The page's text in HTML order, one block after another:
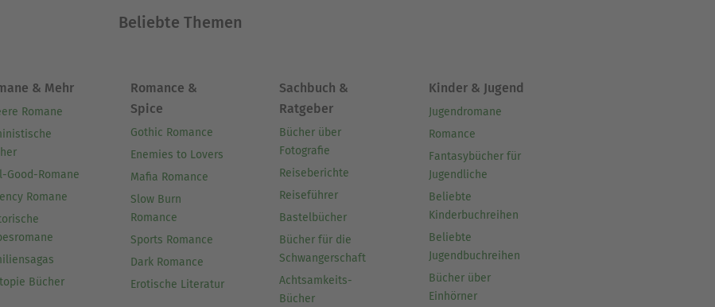
Beliebte Themen
& Mehr
Romane
Good-Romane
Romane
Bücher
Romance &
Spice
Gothic Romance
Enemies to Lovers
Mafia Romance
Slow Burn
Romance
Sports Romance
Dark Romance
Erotische Literatur
Sachbuch &
Ratgeber
Bücher über
Fotografie
Reiseberichte
Reiseführer
Bastelbücher
Bücher für die
Schwangerschaft
Achtsamkeits-
Bücher
Kinder & Jugend
Jugendromane
Romance
Fantasybücher für
Jugendliche
Beliebte
Kinderbuchreihen
Beliebte
Jugendbuchreihen
Bücher über
Einhörner